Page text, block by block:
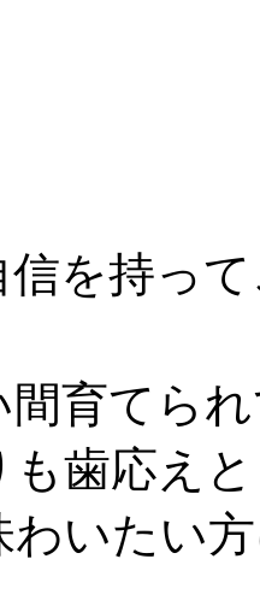
信を持っ
間育てら
も歯応え
わいたい